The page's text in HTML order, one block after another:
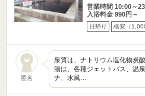
営業時間 10:00～
入浴料金 990円～
日帰り 格安（
匿名
泉質は、ナトリウム塩化物炭
湯は、各種ジェットバス、温
ナ、水風…